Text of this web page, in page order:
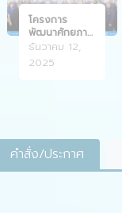
โครงการ
พัฒนาศักยภาพ
บุคลากรด้าน
การประกัน
คุณภาพการ
ธันวาคม 12,
2025
คำสั่ง/ประกาศ